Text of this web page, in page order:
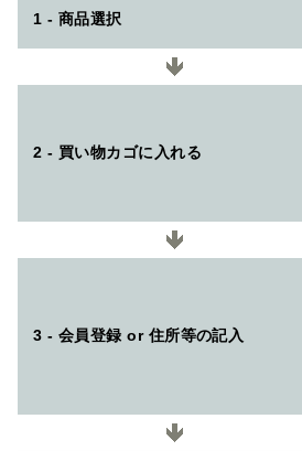
1 - 商品選択
2 - 買い物カゴに入れる
3 - 会員登録 or 住所等の記入